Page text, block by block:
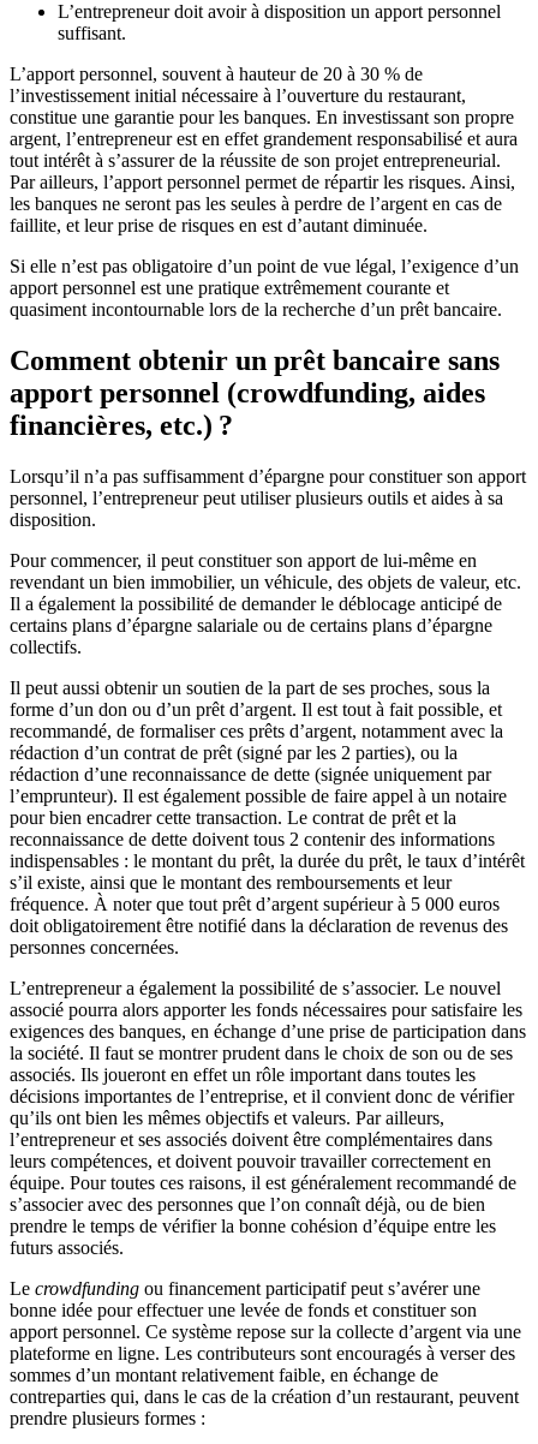
L’entrepreneur doit avoir à disposition un apport personnel
suffisant.
L’apport personnel, souvent à hauteur de 20 à 30 % de
l’investissement initial nécessaire à l’ouverture du restaurant,
constitue une garantie pour les banques. En investissant son propre
argent, l’entrepreneur est en effet grandement responsabilisé et aura
tout intérêt à s’assurer de la réussite de son projet entrepreneurial.
Par ailleurs, l’apport personnel permet de répartir les risques. Ainsi,
les banques ne seront pas les seules à perdre de l’argent en cas de
faillite, et leur prise de risques en est d’autant diminuée.
Si elle n’est pas obligatoire d’un point de vue légal, l’exigence d’un
apport personnel est une pratique extrêmement courante et
quasiment incontournable lors de la recherche d’un prêt bancaire.
Comment obtenir un prêt bancaire sans
apport personnel (crowdfunding, aides
financières, etc.) ?
Lorsqu’il n’a pas suffisamment d’épargne pour constituer son apport
personnel, l’entrepreneur peut utiliser plusieurs outils et aides à sa
disposition.
Pour commencer, il peut constituer son apport de lui-même en
revendant un bien immobilier, un véhicule, des objets de valeur, etc.
Il a également la possibilité de demander le déblocage anticipé de
certains plans d’épargne salariale ou de certains plans d’épargne
collectifs.
Il peut aussi obtenir un soutien de la part de ses proches, sous la
forme d’un don ou d’un prêt d’argent. Il est tout à fait possible, et
recommandé, de formaliser ces prêts d’argent, notamment avec la
rédaction d’un contrat de prêt (signé par les 2 parties), ou la
rédaction d’une reconnaissance de dette (signée uniquement par
l’emprunteur). Il est également possible de faire appel à un notaire
pour bien encadrer cette transaction. Le contrat de prêt et la
reconnaissance de dette doivent tous 2 contenir des informations
indispensables : le montant du prêt, la durée du prêt, le taux d’intérêt
s’il existe, ainsi que le montant des remboursements et leur
fréquence. À noter que tout prêt d’argent supérieur à 5 000 euros
doit obligatoirement être notifié dans la déclaration de revenus des
personnes concernées.
L’entrepreneur a également la possibilité de s’associer. Le nouvel
associé pourra alors apporter les fonds nécessaires pour satisfaire les
exigences des banques, en échange d’une prise de participation dans
la société. Il faut se montrer prudent dans le choix de son ou de ses
associés. Ils joueront en effet un rôle important dans toutes les
décisions importantes de l’entreprise, et il convient donc de vérifier
qu’ils ont bien les mêmes objectifs et valeurs. Par ailleurs,
l’entrepreneur et ses associés doivent être complémentaires dans
leurs compétences, et doivent pouvoir travailler correctement en
équipe. Pour toutes ces raisons, il est généralement recommandé de
s’associer avec des personnes que l’on connaît déjà, ou de bien
prendre le temps de vérifier la bonne cohésion d’équipe entre les
futurs associés.
Le crowdfunding ou financement participatif peut s’avérer une
bonne idée pour effectuer une levée de fonds et constituer son
apport personnel. Ce système repose sur la collecte d’argent via une
plateforme en ligne. Les contributeurs sont encouragés à verser des
sommes d’un montant relativement faible, en échange de
contreparties qui, dans le cas de la création d’un restaurant, peuvent
prendre plusieurs formes :